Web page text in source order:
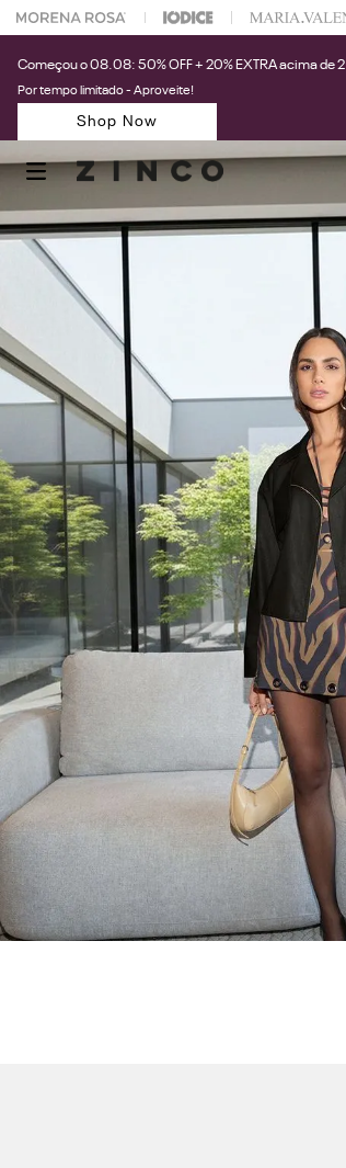
na sua 1° compra usando o cupom:
Começou o 08.08: 50% OFF + 20% EXTRA acima de
Por tempo limitado - Aproveite!
Shop Now